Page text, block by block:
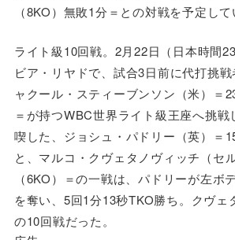
（8KO）無敗1分＝との対戦を予定して
ライト級10回戦。2月22日（日本時間
ビア・リヤドで、試合3日前に代打挑
ャクール・スティーブンソン（米）＝
＝が持つWBC世界ライト級王座へ挑戦
喫した、ジョシュ・パドリー（英）＝
と、マルコ・クヴェタノヴィッチ（セ
（6KO）＝の一戦は、パドリーが左ボ
を奪い、5回1分13秒TKO勝ち。クヴェ
の10回戦だった。